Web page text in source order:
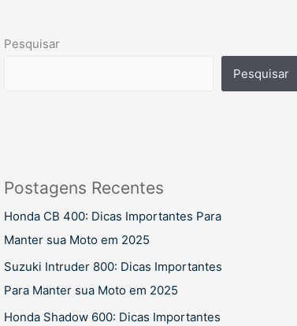
Pesquisar
Pesquisar
Postagens Recentes
Honda CB 400: Dicas Importantes Para
Manter sua Moto em 2025
Suzuki Intruder 800: Dicas Importantes
Para Manter sua Moto em 2025
Honda Shadow 600: Dicas Importantes